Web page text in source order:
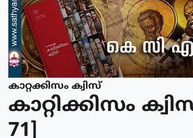
കാറ്റക്കിസം ക്വിസ്
കാറ്റിക്കിസം
71]